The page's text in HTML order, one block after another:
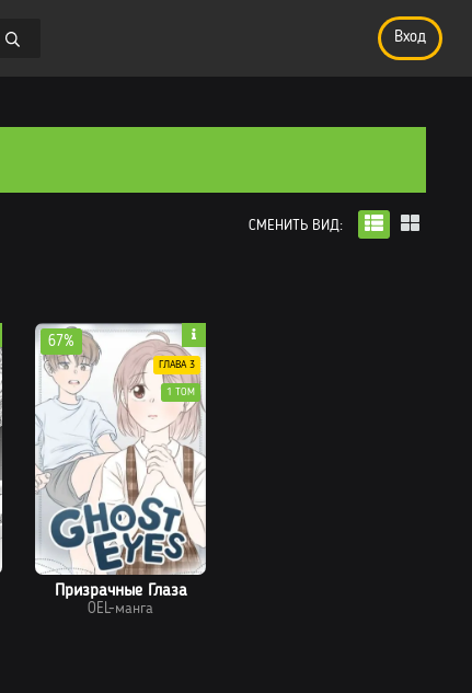
Вход
Призрачные Глаза
OEL-манга
67%
ГЛАВА 3
1 ТОМ
СМЕНИТЬ ВИД: